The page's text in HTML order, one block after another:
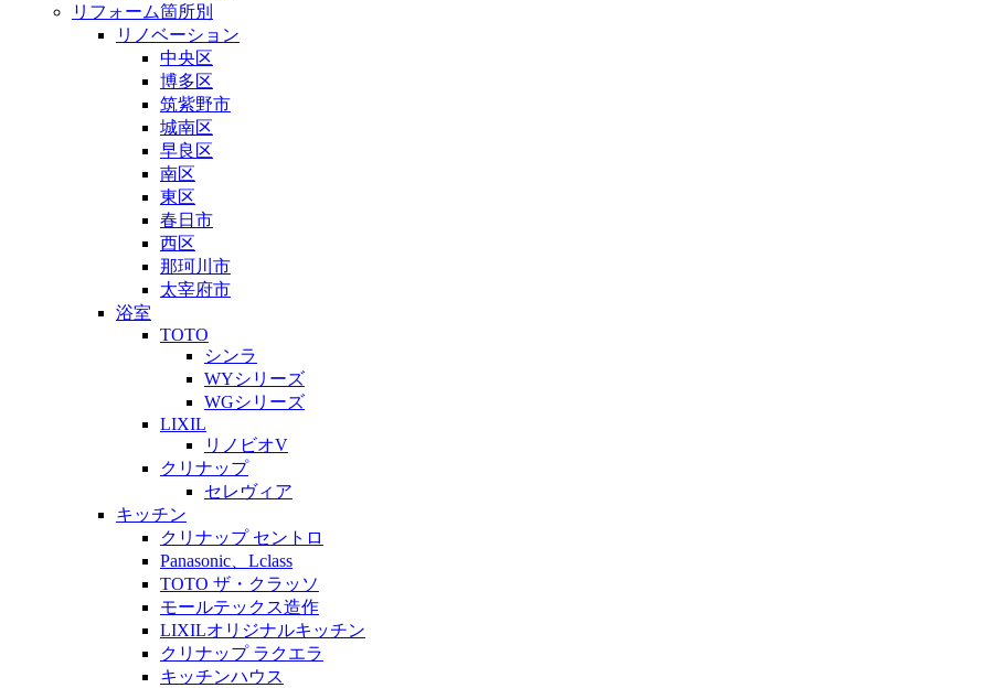
リフォーム箇所別
リノベーション
中央区
博多区
筑紫野市
城南区
早良区
南区
東区
春日市
西区
那珂川市
太宰府市
浴室
TOTO
シンラ
WYシリーズ
WGシリーズ
LIXIL
リノビオV
クリナップ
セレヴィア
キッチン
クリナップ セントロ
Panasonic、Lclass
TOTO ザ・クラッソ
モールテックス造作
LIXILオリジナルキッチン
クリナップ ラクエラ
キッチンハウス